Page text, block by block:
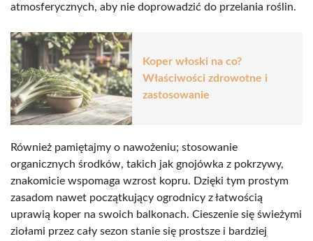
atmosferycznych, aby nie doprowadzić do przelania roślin.
Koper włoski na co?
Właściwości zdrowotne i
zastosowanie
Również pamiętajmy o nawożeniu; stosowanie
organicznych środków, takich jak gnojówka z pokrzywy,
znakomicie wspomaga wzrost kopru. Dzięki tym prostym
zasadom nawet początkujący ogrodnicy z łatwością
uprawią koper na swoich balkonach. Cieszenie się świeżymi
ziołami przez cały sezon stanie się prostsze i bardziej